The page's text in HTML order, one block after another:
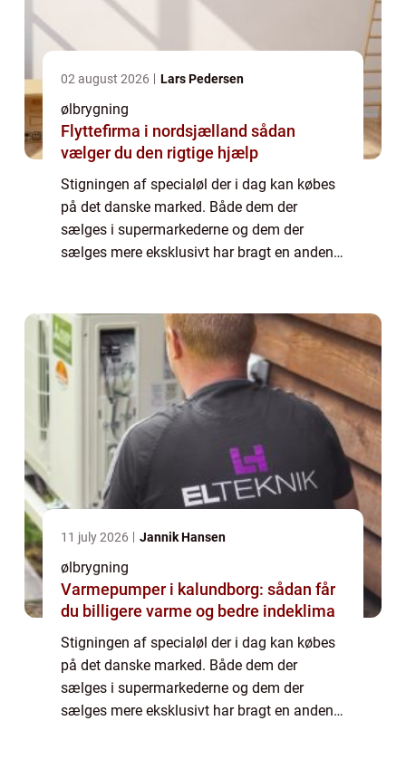
02 august 2026 Lars Pedersen
ølbrygning
Flyttefirma i nordsjælland sådan
vælger du den rigtige hjælp
Stigningen af specialøl der i dag kan købes
på det danske marked. Både dem der
sælges i supermarkederne og dem der
sælges mere eksklusivt har bragt en anden
hvor d...
11 july 2026 Jannik Hansen
ølbrygning
Varmepumper i kalundborg: sådan får
du billigere varme og bedre indeklima
Stigningen af specialøl der i dag kan købes
på det danske marked. Både dem der
sælges i supermarkederne og dem der
sælges mere eksklusivt har bragt en anden